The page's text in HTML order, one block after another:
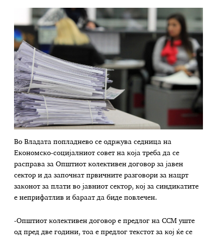
Во Владата попладнево се одржува седница на
Економско-социјалниот совет на која треба да се
расправа за Општиот колективен договор за јавен
сектор и да започнат првичните разговори за нацрт
законот за плати во јавниот сектор, кој за синдикатите
е неприфатлив и бараат да биде повлечен.
-Општиот колективен договор е предлог на ССМ уште
од пред две години, тоа е предлог текстот за кој ќе се